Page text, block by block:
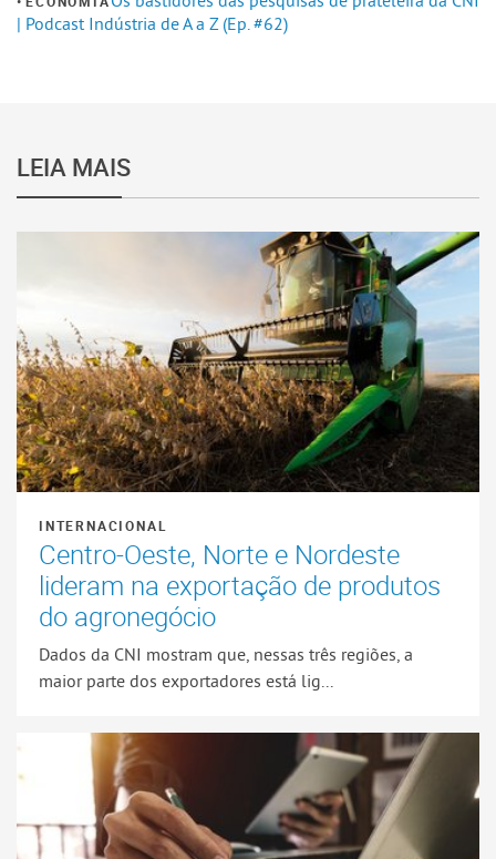
| Podcast Indústria de A a Z (Ep. #62)
LEIA MAIS
INTERNACIONAL
Centro-Oeste, Norte e Nordeste
lideram na exportação de produtos
do agronegócio
Dados da CNI mostram que, nessas três regiões, a
maior parte dos exportadores está lig...